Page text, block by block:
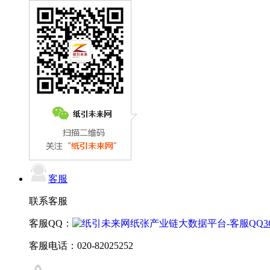
客服
联系客服
客服QQ：
客服电话：020-82025252